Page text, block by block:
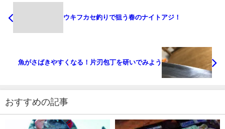
ウキフカセ釣りで狙う春のナイトアジ！
魚がさばきやすくなる！片刃包丁を研いでみよう
おすすめの記事